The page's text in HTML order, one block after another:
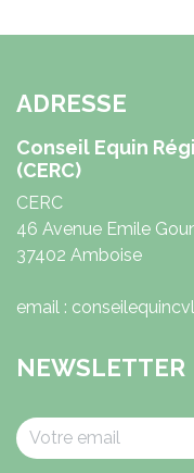
ADRESSE
Conseil Equin
(CERC)
CERC
46 Avenue Emile
37402 Amboise
email :
NEWSLETTER